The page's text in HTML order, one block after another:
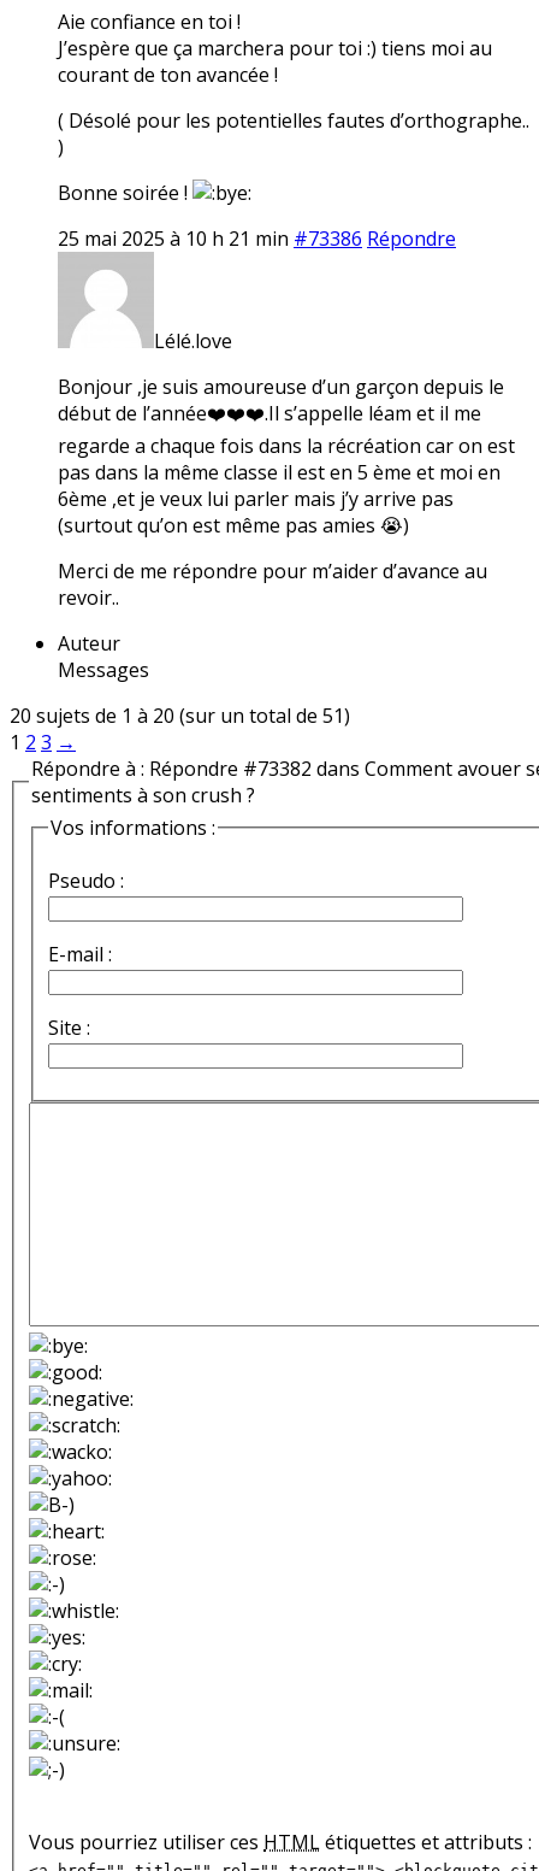
Aie confiance en toi !
J’espère que ça marchera pour toi :) tiens moi au
courant de ton avancée !
( Désolé pour les potentielles fautes d’orthographe..
)
Bonne soirée !
25 mai 2025 à 10 h 21 min #73386 Répondre
Lélé.love
Bonjour ,je suis amoureuse d’un garçon depuis le
début de l’année❤️❤️❤️.Il s’appelle léam et il me
regarde a chaque fois dans la récréation car on est
pas dans la même classe il est en 5 ème et moi en
6ème ,et je veux lui parler mais j’y arrive pas
(surtout qu’on est même pas amies 😭)
Merci de me répondre pour m’aider d’avance au
revoir..
Auteur
Messages
20 sujets de 1 à 20 (sur un total de 51)
1 2 3 →
Répondre à : Répondre #73382 dans Comment avouer
sentiments à son crush ?
Vos informations :
Pseudo :
E-mail :
Site :
Vous pourriez utiliser ces HTMLétiquettes et attributs :